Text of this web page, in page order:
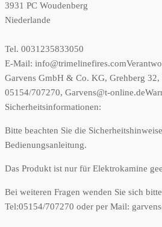
3931 PC Woudenberg
Niederlande
Tel. 0031235833050
E-Mail: info@trimelinefires.com
Garvens GmbH & Co. KG, Grehberg 32,
05154/707270, Garvens@t-online.de
Sicherheitsinformationen:
Bitte beachten Sie die
Bedienungsanleitung.
Das Produkt ist nur für Elektrokamine
Bei weiteren Fragen wenden Sie sich
Tel:05154/707270 oder per Mail: